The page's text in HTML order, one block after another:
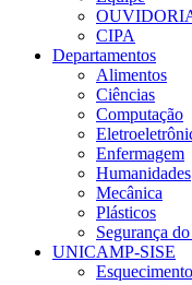
CIPA
Departamentos
Alimentos
Ciências
Computação
Enfermagem
Humanidades
Mecânica
Plásticos
Segurança
UNICAMP-SISE